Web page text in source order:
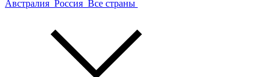
Австралия Россия Все страны